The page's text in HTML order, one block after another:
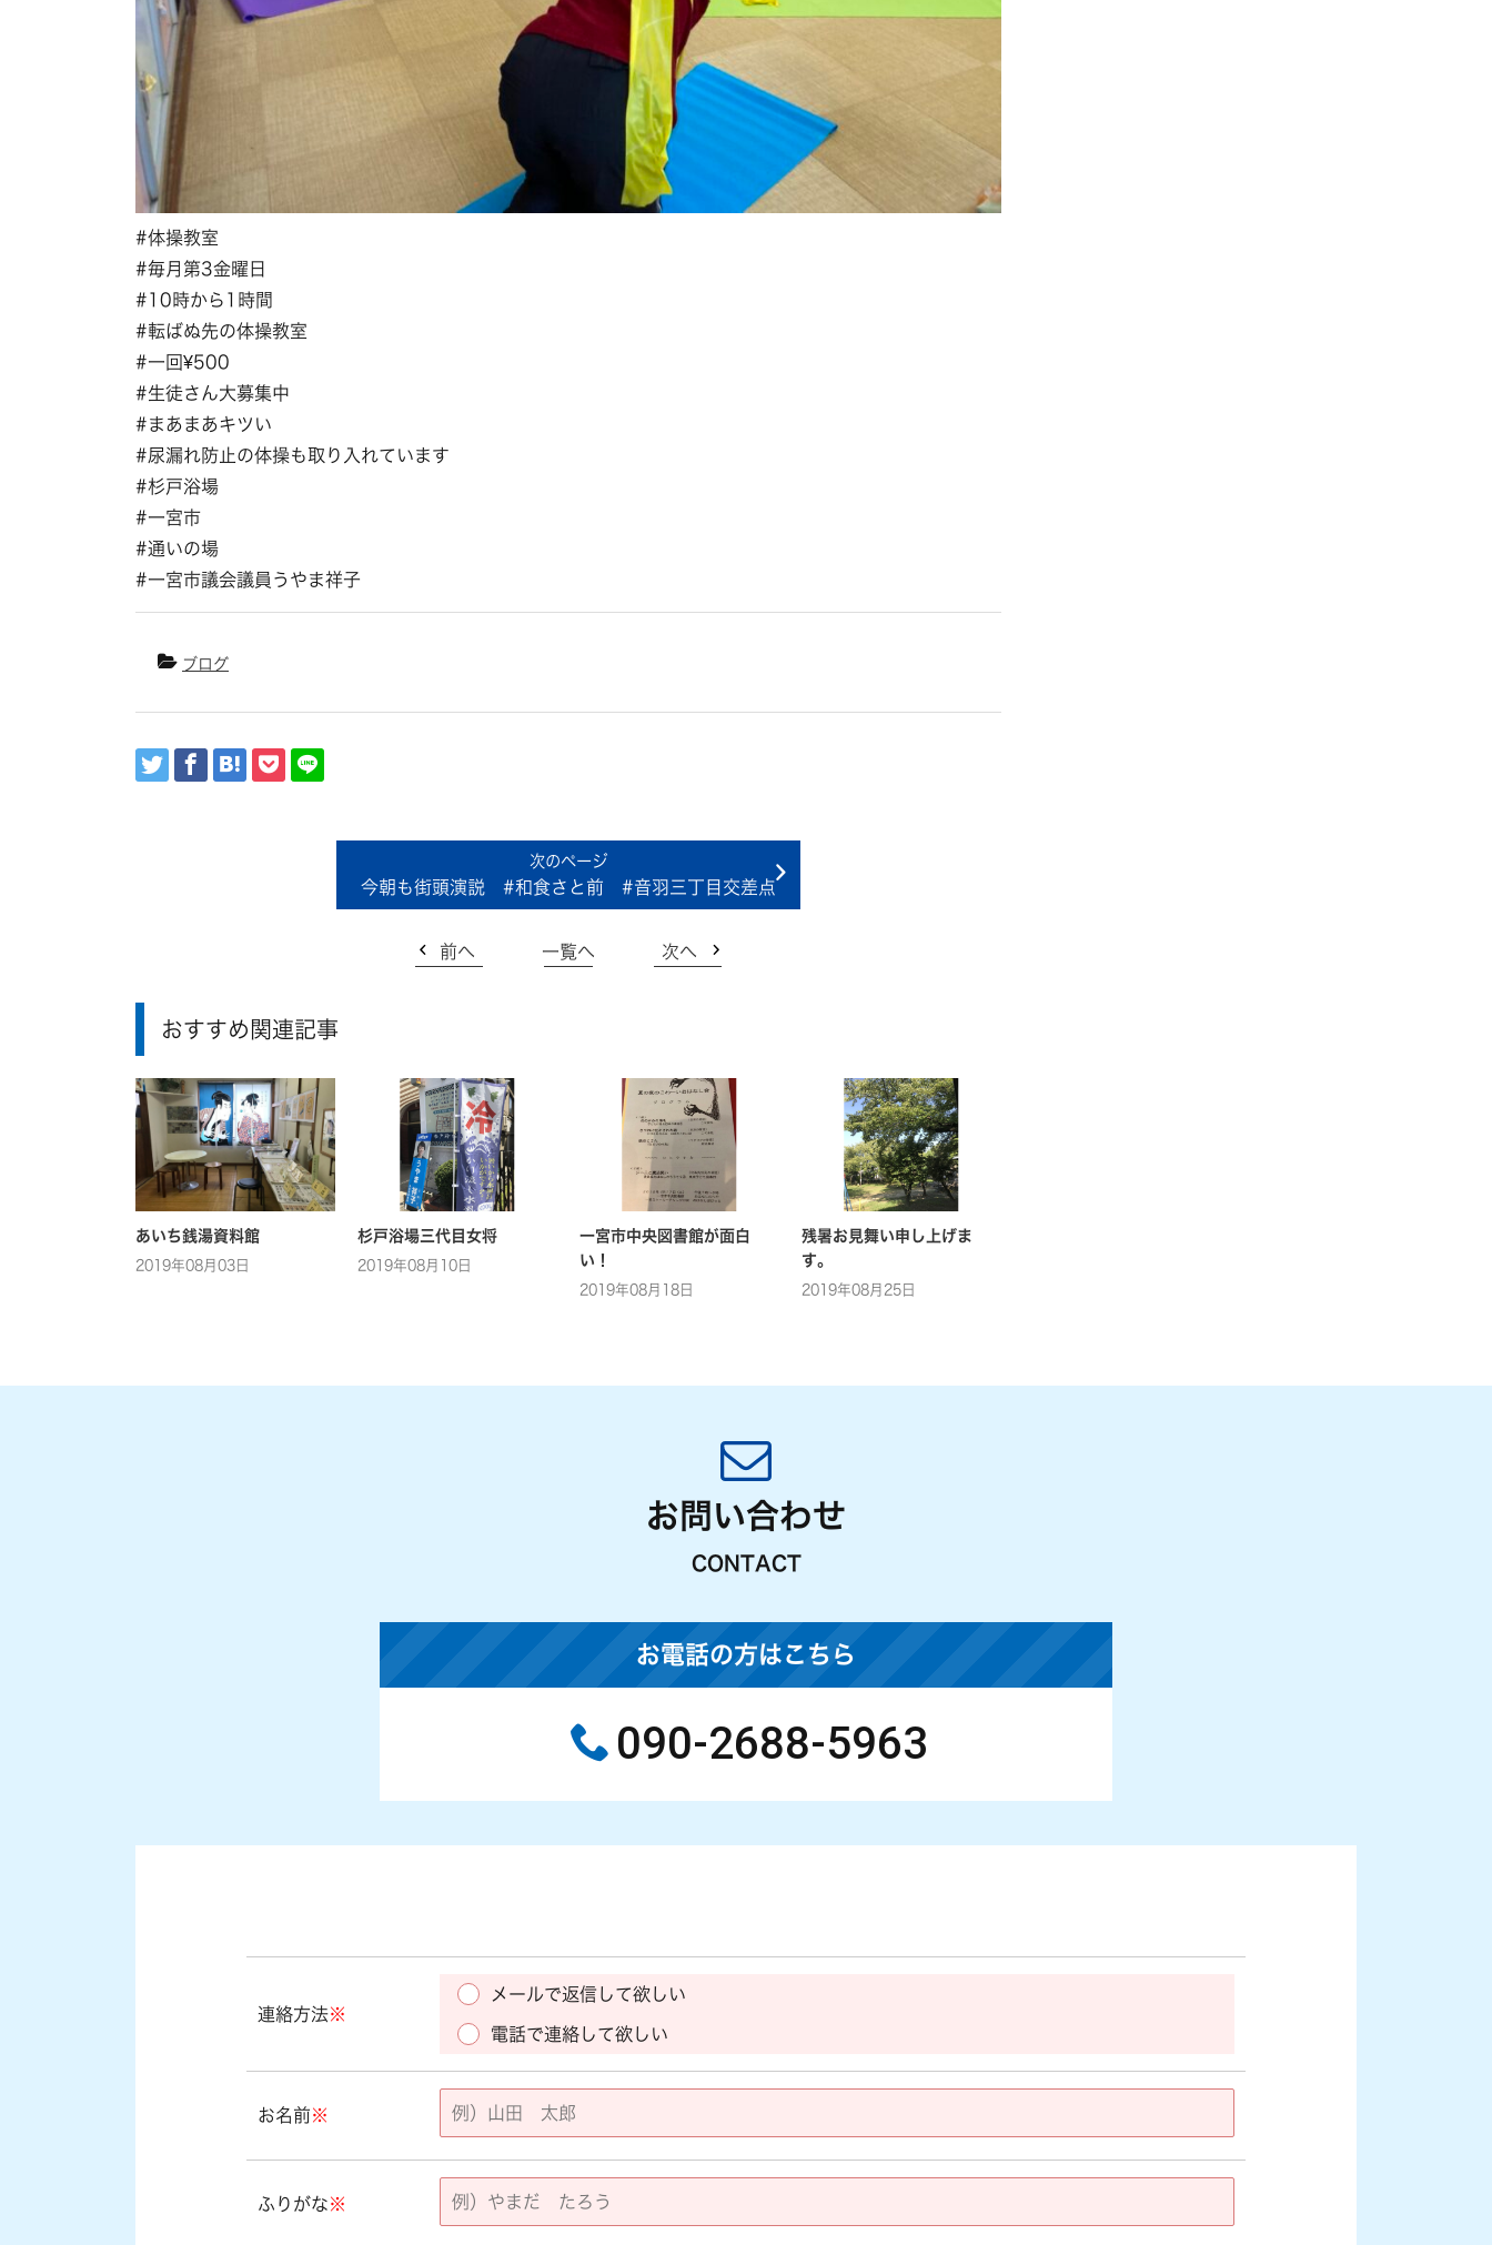
#体操教室
#毎月第3金曜日
#10時から1時間
#転ばぬ先の体操教室
#一回¥500
#生徒さん大募集中
#まあまあキツい
#尿漏れ防止の体操も取り入れています
#杉戸浴場
#一宮市
#通いの場
#一宮市議会議員うやま祥子
ブログ
今朝も街頭演説 #和食さと前 #音羽三丁目交差点
前へ 一覧へ 次へ
おすすめ関連記事
あいち銭湯資料館
2019年08月03日
杉戸浴場三代目女将
2019年08月10日
一宮市中央図書館が面白
い！
2019年08月18日
残暑お見舞い申し上げま
す。
2019年08月25日
お問い合わせ
CONTACT
お電話の方はこちら
090-2688-5963
連絡方法※
メールで返信して欲しい
電話で連絡して欲しい
お名前※
ふりがな※